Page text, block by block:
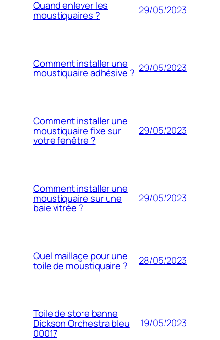
Quand enlever les
moustiquaires ? 29/05/2023
Comment installer une
moustiquaire adhésive ? 29/05/2023
Comment installer une
moustiquaire fixe sur
votre fenêtre ?
29/05/2023
Comment installer une
moustiquaire sur une
baie vitrée ?
29/05/2023
Quel maillage pour une
toile de moustiquaire ? 28/05/2023
Toile de store banne
Dickson Orchestra bleu
00017
19/05/2023